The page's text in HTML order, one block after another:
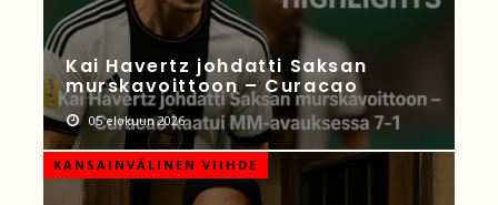
Kai Havertz johdatti Saksan
murskavoittoon – Curacao
05 elokuun 2026
KANSAINVÄLINEN VIIHDE